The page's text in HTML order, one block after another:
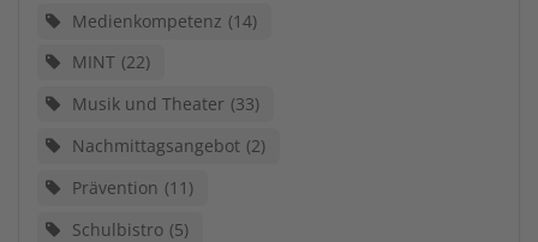
Medienkompetenz 14
MINT 22
Musik und Theater 33
Nachmittagsangebot 2
Prävention 11
Schulbistro 5